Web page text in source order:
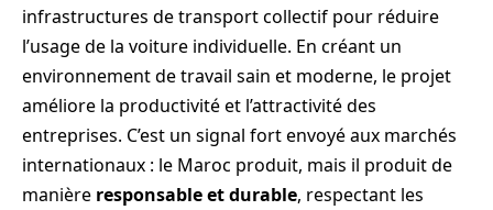
infrastructures de transport collectif pour réduire
l’usage de la voiture individuelle. En créant un
environnement de travail sain et moderne, le projet
améliore la productivité et l’attractivité des
entreprises. C’est un signal fort envoyé aux marchés
internationaux : le Maroc produit, mais il produit de
manière responsable et durable, respectant les